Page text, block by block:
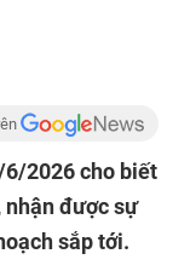
2026 cho biết
nhận được sự
sắp tới.